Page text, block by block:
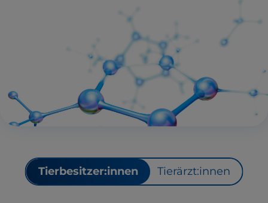
Tierbesitzer:innen Tierärzt:innen